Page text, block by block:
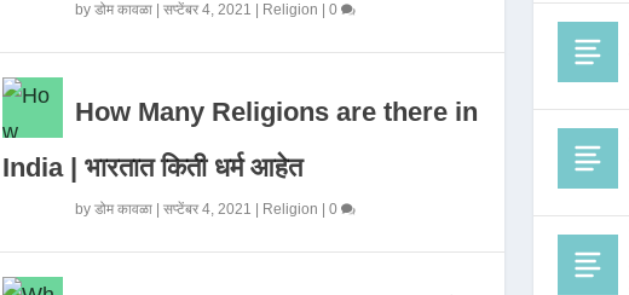
by डोम कावळा| सप्टेंबर 4, 2021 Religion 0
How Many Religions are there in
India | भारतात किती धर्म आहेत
by डोम कावळा| सप्टेंबर 4, 2021 Religion 0